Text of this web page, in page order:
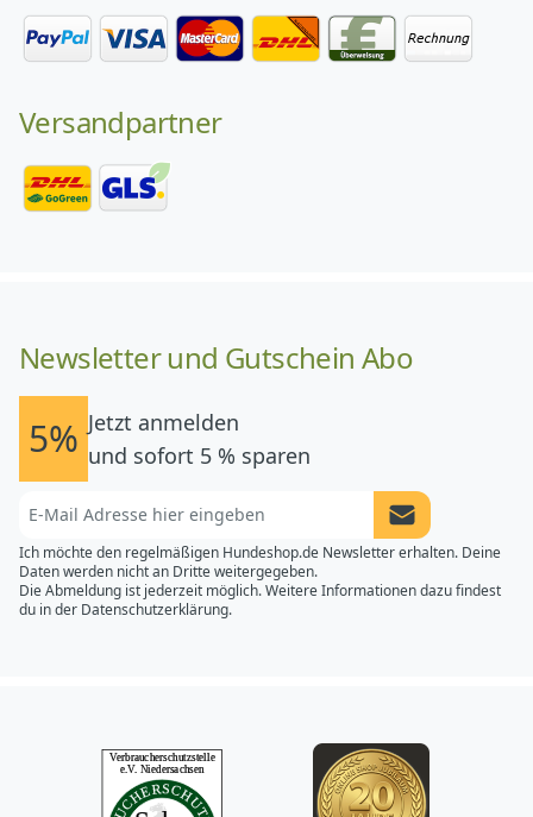
Versandpartner
Newsletter und Gutschein Abo
5% Jetzt anmelden
und sofort 5 % sparen
Newsletter
Ich möchte den regelmäßigen Hundeshop.de Newsletter erhalten. Deine
Daten werden nicht an Dritte weitergegeben.
Die Abmeldung ist jederzeit möglich. Weitere Informationen dazu findest
du in der Datenschutzerklärung.